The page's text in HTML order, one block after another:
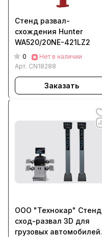
Стенд развал-
схождения Hunter
WA520/20NE-421LZ2
0
Нет в наличии
Арт. CN18288
Заказать
ООО "Технокар" Стенд
сход-развал 3D для
грузовых автомобилей